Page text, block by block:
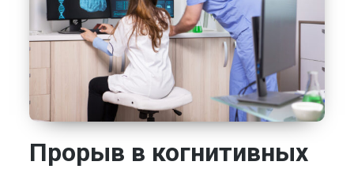
Прорыв в когнитивных